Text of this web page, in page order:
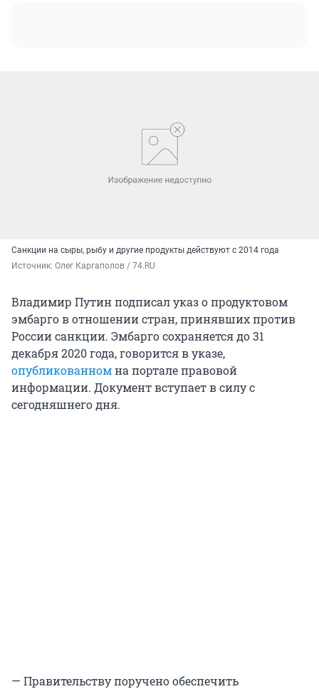
Санкции на сыры, рыбу и другие продукты действуют с 2014 года
Источник: Олег Каргаполов / 74.RU
Владимир Путин подписал указ о продуктовом
эмбарго в отношении стран, принявших против
России санкции. Эмбарго сохраняется до 31
декабря 2020 года, говорится в указе,
опубликованномна портале правовой
информации. Документ вступает в силу с
сегодняшнего дня.
— Правительству поручено обеспечить